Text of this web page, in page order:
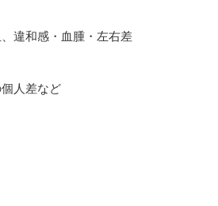
違和感・血腫・左右差
人差など